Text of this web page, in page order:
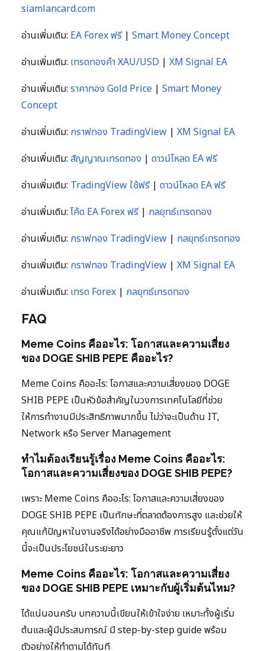
siamlancard.com
อ่านเพิ่มเติม: EA Forex ฟรี| Smart Money Concept
อ่านเพิ่มเติม: เทรดทองคำ XAU/USD | XM Signal EA
อ่านเพิ่มเติม: ราคาทอง Gold Price | Smart Money
Concept
อ่านเพิ่มเติม: กราฟทอง TradingView | XM Signal EA
อ่านเพิ่มเติม: สัญญาณเทรดทอง | ดาวน์โหลด EA ฟรี
อ่านเพิ่มเติม: TradingView ใช้ฟรี| ดาวน์โหลด EA ฟรี
อ่านเพิ่มเติม: โค้ด EA Forex ฟรี| กลยุทธ์เทรดทอง
อ่านเพิ่มเติม: กราฟทอง TradingView | กลยุทธ์เทรดทอง
อ่านเพิ่มเติม: กราฟทอง TradingView | XM Signal EA
อ่านเพิ่มเติม: เทรด Forex | กลยุทธ์เทรดทอง
FAQ
Meme Coins คืออะไร: โอกาสและความเสี่ยง
ของ DOGE SHIB PEPE คืออะไร?
Meme Coins คืออะไร: โอกาสและความเสี่ยงของ DOGE
SHIB PEPE เป็นหัวข้อสำคัญในวงการเทคโนโลยีที่ช่วย
ให้การทำงานมีประสิทธิภาพมากขึ้น ไม่ว่าจะเป็นด้าน IT,
Network หรือ Server Management
ทำไมต้องเรียนรู้เรื่อง Meme Coins คืออะไร:
โอกาสและความเสี่ยงของ DOGE SHIB PEPE?
เพราะ Meme Coins คืออะไร: โอกาสและความเสี่ยงของ
DOGE SHIB PEPE เป็นทักษะที่ตลาดต้องการสูง และช่วยให้
คุณแก้ปัญหาในงานจริงได้อย่างมืออาชีพ การเรียนรู้ตั้งแต่วัน
นี้จะเป็นประโยชน์ในระยะยาว
Meme Coins คืออะไร: โอกาสและความเสี่ยง
ของ DOGE SHIB PEPE เหมาะกับผู้เริ่มต้นไหม?
ได้แน่นอนครับ บทความนี้เขียนให้เข้าใจง่าย เหมาะทั้งผู้เริ่ม
ต้นและผู้มีประสบการณ์ มี step-by-step guide พร้อม
ตัวอย่างให้ทำตามได้ทันที